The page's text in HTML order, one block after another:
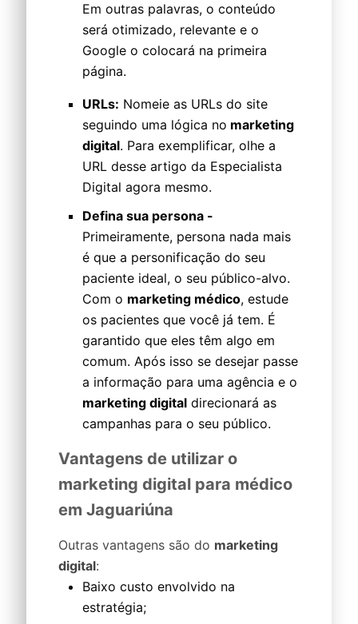
Em outras palavras, o conteúdo
será otimizado, relevante e o
Google o colocará na primeira
página.
URLs: Nomeie as URLs do site
seguindo uma lógica no marketing
digital. Para exemplificar, olhe a
URL desse artigo da Especialista
Digital agora mesmo.
Defina sua persona -
Primeiramente, persona nada mais
é que a personificação do seu
paciente ideal, o seu público-alvo.
Com o marketing médico, estude
os pacientes que você já tem. É
garantido que eles têm algo em
comum. Após isso se desejar passe
a informação para uma agência e o
marketing digital direcionará as
campanhas para o seu público.
Vantagens de utilizar o
marketing digital para médico
em Jaguariúna
Outras vantagens são do marketing
digital:
Baixo custo envolvido na
estratégia;